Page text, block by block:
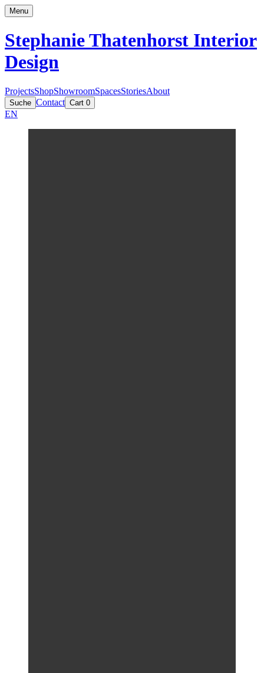
Menu
Stephanie Thatenhorst Interior
Design
ProjectsShopShowroomSpacesStoriesAbout
Suche Contact Cart 0
EN